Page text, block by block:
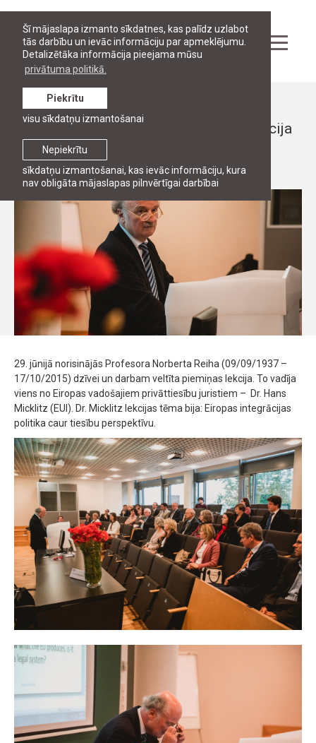
Šī mājaslapa izmanto sīkdatnes, kas palīdz uzlabot
tās darbību un ievāc informāciju par apmeklējumu.
Detalizētāka informācija pieejama mūsu
privātuma politikā.
Nepiekrītu
sīkdatņu izmantošanai, kas ievāc informāciju, kura
nav obligāta mājaslapas pilnvērtīgai darbībai
Piekrītu
visu sīkdatņu izmantošanai
Ziņas
Profesora Norberta Reiha piemiņas lekcija
4. jūlijs, 2017
29. jūnijā norisinājās Profesora Norberta Reiha (09/09/1937 –
17/10/2015) dzīvei un darbam veltīta piemiņas lekcija. To vadīja
viens no Eiropas vadošajiem privāttiesību juristiem – Dr. Hans
Micklitz (EUI). Dr. Micklitz lekcijas tēma bija: Eiropas integrācijas
politika caur tiesību perspektīvu.